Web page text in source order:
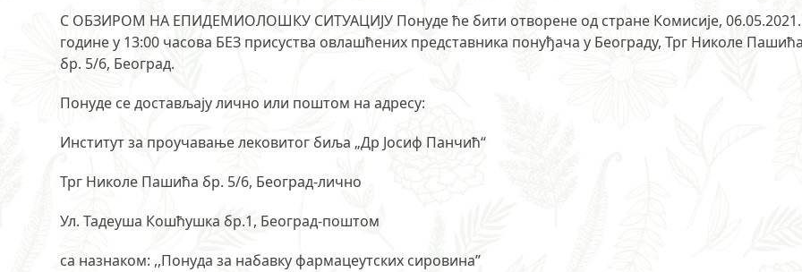
С ОБЗИРОМ НА ЕПИДЕМИОЛОШКУ СИТУАЦИЈУ Понуде ће бити отворене од стране Комисије, 06.05.2021.
године у 13:00 часова БЕЗ присуства овлашћених представника понуђача у Београду, Трг Николе
бр. 5/6, Београд.
Понуде се достављају лично или поштом на адресу:
Институт за проучавање лековитог биља „Др Јосиф Панчић“
Трг Николе Пашића бр. 5/6, Београд-лично
Ул. Тадеуша Кошћушка бр.1, Београд-поштом
са назнаком: ,,Понуда за набавку фармацеутских сировина’’